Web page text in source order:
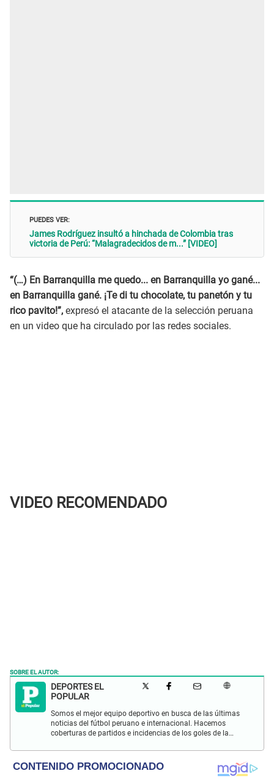
PUEDES VER:
James Rodríguez insultó a hinchada de Colombia tras
victoria de Perú: “Malagradecidos de m...” [VIDEO]
“(…) En Barranquilla me quedo... en Barranquilla yo gané...
en Barranquilla gané. ¡Te di tu chocolate, tu panetón y tu
rico pavito!”, expresó el atacante de la selección peruana
en un video que ha circulado por las redes sociales.
VIDEO RECOMENDADO
SOBRE EL AUTOR:
DEPORTES EL
POPULAR
Somos el mejor equipo deportivo en busca de las últimas
noticias del fútbol peruano e internacional. Hacemos
coberturas de partidos e incidencias de los goles de la
eventos deportivos.